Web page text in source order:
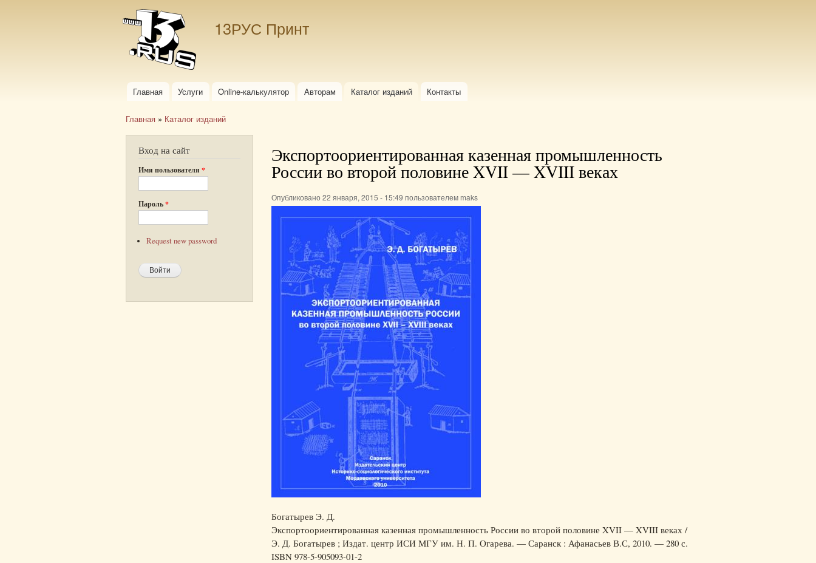
13РУС Принт
Главное меню
Главная Услуги Online-калькулятор Авторам Каталог изданий Контакты
Главная » Каталог изданий
Вход на сайт
Имя пользователя *
Пароль*
Request new password
Экспортоориентированная казенная промышленность
России во второй половине XVII — XVIII веках
Опубликовано 22 января, 2015 - 15:49 пользователем maks
Богатырев Э. Д.
Экспортоориентированная казенная промышленность России во второй половине XVII — XVIII веках /
Э. Д. Богатырев ; Издат. центр ИСИ МГУ им. Н. П. Огарева. — Саранск : Афанасьев В.С, 2010. — 280 с.
ISBN 978-5-905093-01-2